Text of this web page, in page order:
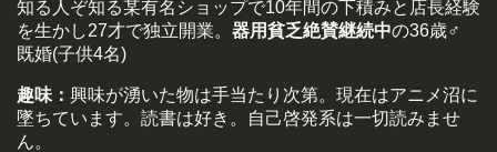
知る人ぞ知る某有名ショップで10年間の下積みと店長経験
を生かし27才で独立開業。 器用貧乏絶賛継続中の36歳♂
既婚(子供4名)
趣味： 興味が湧いた物は手当たり次第。現在はアニメ沼に
墜ちています。読書は好き。自己啓発系は一切読みませ
ん。